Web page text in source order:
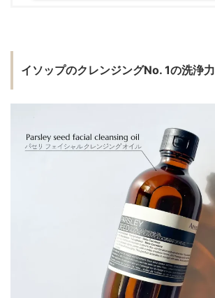
イソップのクレンジングNo. 1の洗浄力